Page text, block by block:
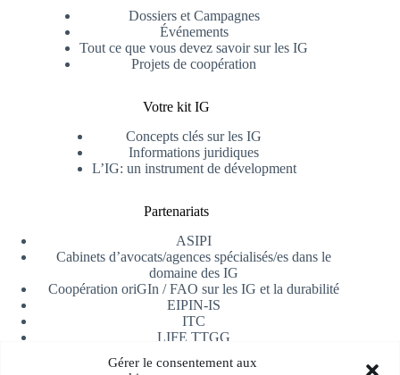
Gérer le consentement aux
Dossiers et Campagnes
Événements
Tout ce que vous devez savoir sur les IG
Projets de coopération
Votre kit IG
Concepts clés sur les IG
Informations juridiques
L’IG: un instrument de dévelopment
Partenariats
ASIPI
Cabinets d’avocats/agences spécialisés/es dans le
domaine des IG
Coopération oriGIn / FAO sur les IG et la durabilité
EIPIN-IS
ITC
LIFE TTGG
AfrIPI